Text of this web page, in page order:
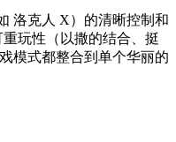
洛克人 X）的清晰控制和
玩性（以撒的结合、挺
模式都整合到单个华丽的